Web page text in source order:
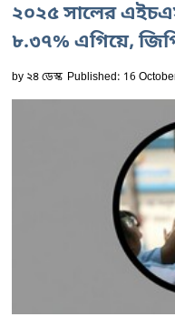
২০২৫ সালের
৮.৩৭% এগিয়ে,
by২৪ ডেস্ক Published: 16